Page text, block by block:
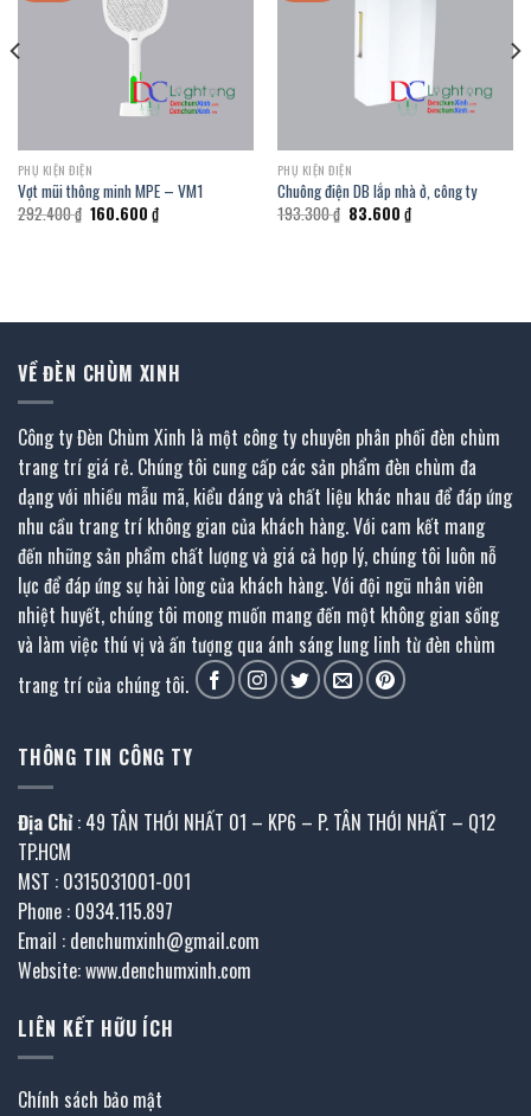
PHỤ KIỆN ĐIỆN
Vợt mũi thông minh MPE – VM1
292.400₫ Giá
gốc
160.600 ₫Giá
hiện
PHỤ KIỆN ĐIỆN
Chuông điện DB lắp nhà ở, công ty
193.300₫ Giá
gốc
83.600 ₫Giá
hiện
VỀ ĐÈN CHÙM XINH
Công ty Đèn Chùm Xinh là một công ty chuyên phân phối đèn chùm
trang trí giá rẻ. Chúng tôi cung cấp các sản phẩm đèn chùm đa
dạng với nhiều mẫu mã, kiểu dáng và chất liệu khác nhau để đáp ứng
nhu cầu trang trí không gian của khách hàng. Với cam kết mang
đến những sản phẩm chất lượng và giá cả hợp lý, chúng tôi luôn nỗ
lực để đáp ứng sự hài lòng của khách hàng. Với đội ngũ nhân viên
nhiệt huyết, chúng tôi mong muốn mang đến một không gian sống
và làm việc thú vị và ấn tượng qua ánh sáng lung linh từ đèn chùm
trang trí của chúng tôi.
THÔNG TIN CÔNG TY
Địa Chỉ : 49 TÂN THỚI NHẤT 01 – KP6 – P. TÂN THỚI NHẤT – Q12
TP.HCM
MST : 0315031001-001
Phone : 0934.115.897
Email : denchumxinh@gmail.com
Website: www.denchumxinh.com
LIÊN KẾT HỮU ÍCH
Chính sách bảo mật